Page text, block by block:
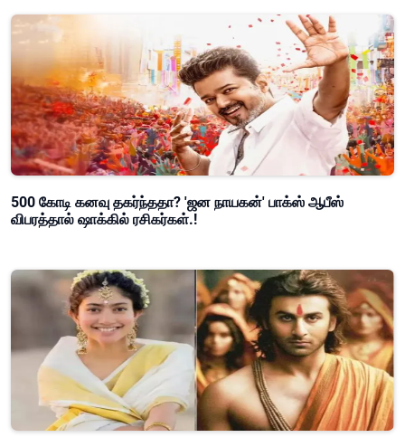
500 கோடி கனவு தகர்ந்ததா? 'ஜன நாயகன்' பாக்ஸ் ஆபீஸ்
விபரத்தால் ஷாக்கில் ரசிகர்கள்.!